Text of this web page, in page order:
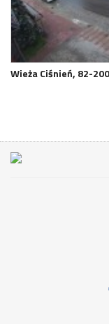
Wieża Ciśnień, 82-